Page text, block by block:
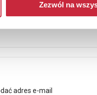
Zezwól na
adres e-mail